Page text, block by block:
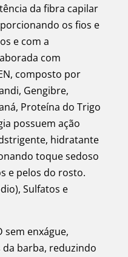
da fibra capilar
os fios e
e com a
com
composto por
Gengibre,
Proteína do Trigo
possuem ação
hidratante
toque sedoso
e pelos do rosto.
Sulfatos e
sem enxágue,
barba, reduzindo